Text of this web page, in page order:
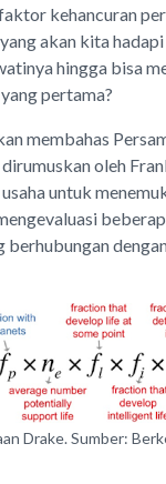
kehancuran
akan kita
hingga bisa
pertama?
membahas
oleh
untuk
berhubungan
Drake. Sumber: